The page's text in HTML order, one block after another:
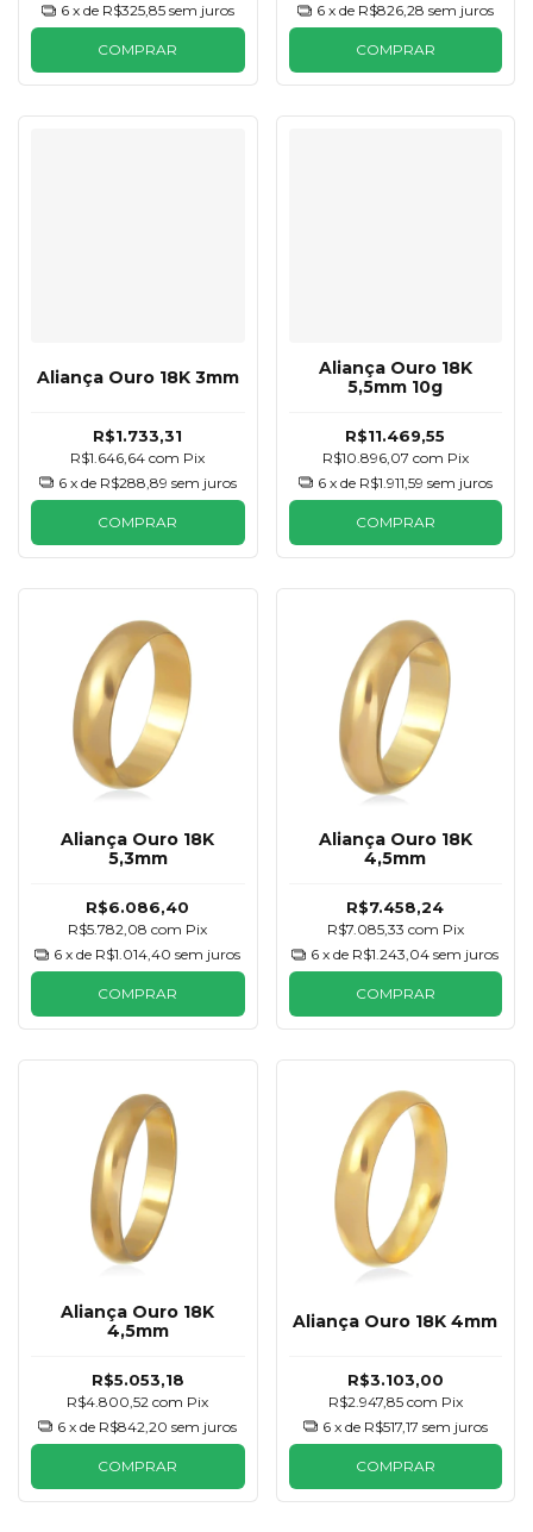
6 x de R$325,85 sem juros
COMPRAR
6 x de R$826,28 sem juros
COMPRAR
Aliança Ouro 18K 3mm
R$1.733,31
R$1.646,64com Pix
6 x de R$288,89 sem juros
COMPRAR
Aliança Ouro 18K
5,5mm 10g
R$11.469,55
R$10.896,07 com Pix
6 x de R$1.911,59 sem juros
COMPRAR
Aliança Ouro 18K
5,3mm
R$6.086,40
R$5.782,08com Pix
6 x de R$1.014,40 sem juros
COMPRAR
Aliança Ouro 18K
4,5mm
R$7.458,24
R$7.085,33 com Pix
6 x de R$1.243,04 sem juros
COMPRAR
Aliança Ouro 18K
4,5mm
R$5.053,18
R$4.800,52com Pix
6 x de R$842,20 sem juros
COMPRAR
Aliança Ouro 18K 4mm
R$3.103,00
R$2.947,85 com Pix
6 x de R$517,17 sem juros
COMPRAR